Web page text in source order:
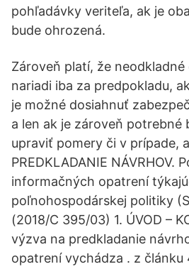
pohľadávky veriteľa, ak je
bude ohrozená.
Zároveň platí, že neodkladné
nariadi iba za predpokladu,
je možné dosiahnuť
a len ak je zároveň potrebné
upraviť pomery či v prípade,
PREDKLADANIE NÁVRHOV.
informačných opatrení
poľnohospodárskej politiky
(2018/C 395/03) 1. ÚVOD –
výzva na predkladanie
opatrení vychádza . z článku